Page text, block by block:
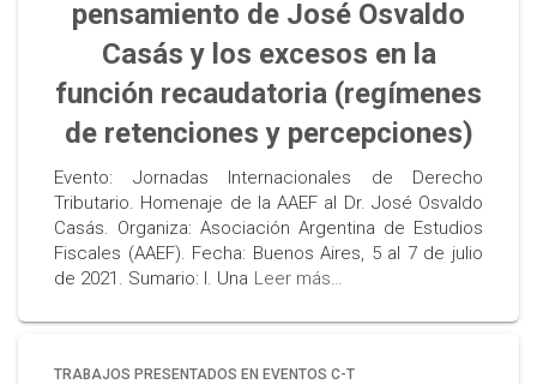
pensamiento de José Osvaldo
Casás y los excesos en la
función recaudatoria (regímenes
de retenciones y percepciones)
Evento: Jornadas Internacionales de Derecho
Tributario. Homenaje de la AAEF al Dr. José Osvaldo
Casás. Organiza: Asociación Argentina de Estudios
Fiscales (AAEF). Fecha: Buenos Aires, 5 al 7 de julio
de 2021. Sumario: I. Una Leer más…
TRABAJOS PRESENTADOS EN EVENTOS C-T